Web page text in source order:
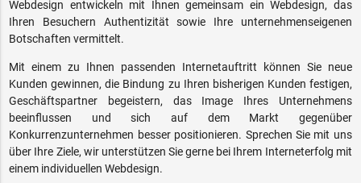
Webdesign entwickeln mit Ihnen gemeinsam ein Webdesign, das
Ihren Besuchern Authentizität sowie Ihre unternehmenseigenen
Botschaften vermittelt.
Mit einem zu Ihnen passenden Internetauftritt können Sie neue
Kunden gewinnen, die Bindung zu Ihren bisherigen Kunden festigen,
Geschäftspartner begeistern, das Image Ihres Unternehmens
beeinflussen und sich auf dem Markt gegenüber
Konkurrenzunternehmen besser positionieren. Sprechen Sie mit uns
über Ihre Ziele, wir unterstützen Sie gerne bei Ihrem Interneterfolg mit
einem individuellen Webdesign.